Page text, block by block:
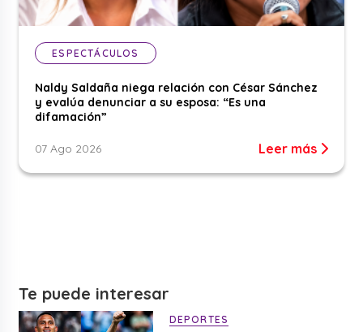
ESPECTÁCULOS
Naldy Saldaña niega relación con César Sánchez
y evalúa denunciar a su esposa: “Es una
difamación”
07 Ago 2026 Leer más
Te puede interesar
DEPORTES